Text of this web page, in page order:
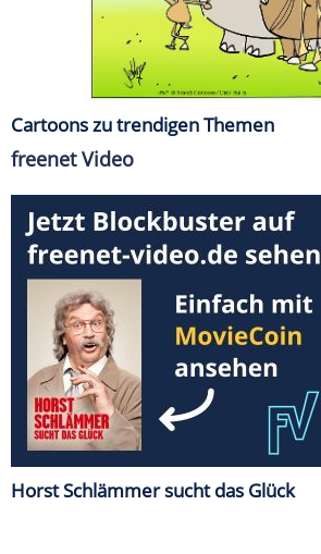
Cartoons zu trendigen Themen
freenet Video
Horst Schlämmer sucht das Glück